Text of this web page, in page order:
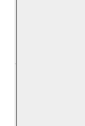
Geaca de Piele